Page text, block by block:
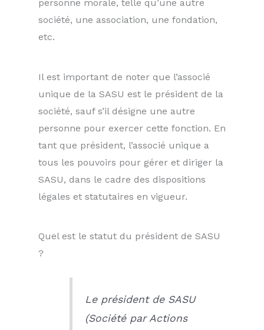
personne morale, telle qu’une autre
société, une association, une fondation,
etc.
Il est important de noter que l’associé
unique de la SASU est le président de la
société, sauf s’il désigne une autre
personne pour exercer cette fonction. En
tant que président, l’associé unique a
tous les pouvoirs pour gérer et diriger la
SASU, dans le cadre des dispositions
légales et statutaires en vigueur.
Quel est le statut du président de SASU
?
Le président de SASU
(Société par Actions